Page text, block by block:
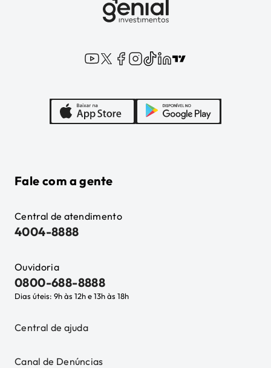
Fale com a gente
Central de atendimento
4004-8888
Ouvidoria
0800-688-8888
Dias úteis: 9h às 12h e 13h às 18h
Central de ajuda
Canal de Denúncias